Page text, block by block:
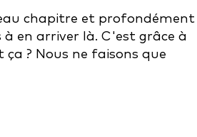
chapitre et profondément
en arriver là. C'est grâce à
? Nous ne faisons que